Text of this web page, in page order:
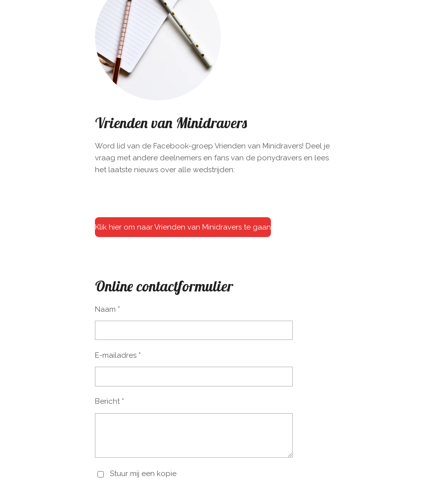
Vrienden van Minidravers
Word lid van de Facebook-groep Vrienden van Minidravers! Deel je
vraag met andere deelnemers en fans van de ponydravers en lees
het laatste nieuws over alle wedstrijden:
Klik hier om naar Vrienden van Minidravers te gaan
Online contactformulier
Naam *
E-mailadres *
Bericht *
Stuur mij een kopie